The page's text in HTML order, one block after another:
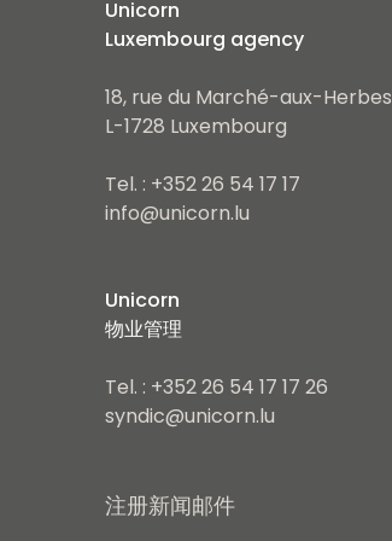
Unicorn
Luxembourg agency
18, rue du Marché-aux-Herbes
L-1728 Luxembourg
Tel. : +352 26 54 17 17
info@unicorn.lu
Unicorn
物业管理
Tel. : +352 26 54 17 17 26
syndic@unicorn.lu
注册新闻邮件